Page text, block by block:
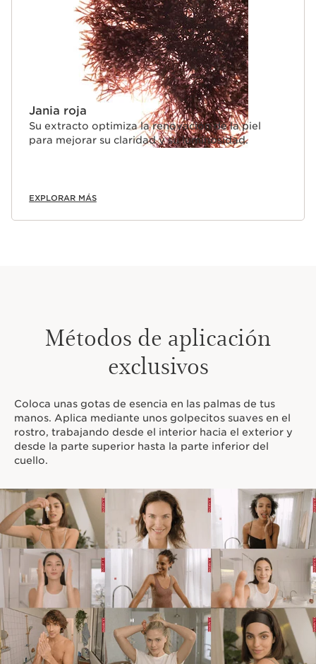
Jania roja
Su extracto optimiza la renovación de la piel
para mejorar su claridad y su luminosidad.
EXPLORAR MÁS
Métodos de aplicación
exclusivos
Coloca unas gotas de esencia en las palmas de tus
manos. Aplica mediante unos golpecitos suaves en el
rostro, trabajando desde el interior hacia el exterior y
desde la parte superior hasta la parte inferior del
cuello.